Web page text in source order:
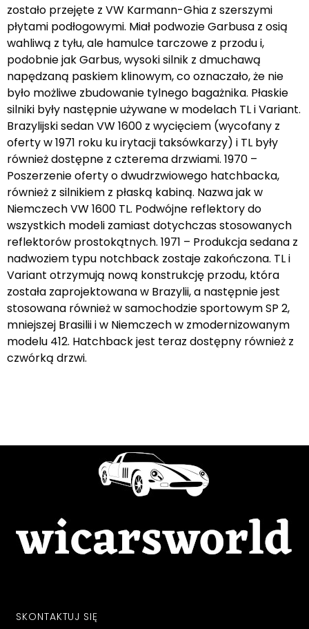
zostało przejęte z VW Karmann-Ghia z szerszymi
płytami podłogowymi. Miał podwozie Garbusa z osią
wahliwą z tyłu, ale hamulce tarczowe z przodu i,
podobnie jak Garbus, wysoki silnik z dmuchawą
napędzaną paskiem klinowym, co oznaczało, że nie
było możliwe zbudowanie tylnego bagażnika. Płaskie
silniki były następnie używane w modelach TL i Variant.
Brazylijski sedan VW 1600 z wycięciem (wycofany z
oferty w 1971 roku ku irytacji taksówkarzy) i TL były
również dostępne z czterema drzwiami. 1970 –
Poszerzenie oferty o dwudrzwiowego hatchbacka,
również z silnikiem z płaską kabiną. Nazwa jak w
Niemczech VW 1600 TL. Podwójne reflektory do
wszystkich modeli zamiast dotychczas stosowanych
reflektorów prostokątnych. 1971 – Produkcja sedana z
nadwoziem typu notchback zostaje zakończona. TL i
Variant otrzymują nową konstrukcję przodu, która
została zaprojektowana w Brazylii, a następnie jest
stosowana również w samochodzie sportowym SP 2,
mniejszej Brasilii i w Niemczech w zmodernizowanym
modelu 412. Hatchback jest teraz dostępny również z
czwórką drzwi.
SKONTAKTUJ SIĘ